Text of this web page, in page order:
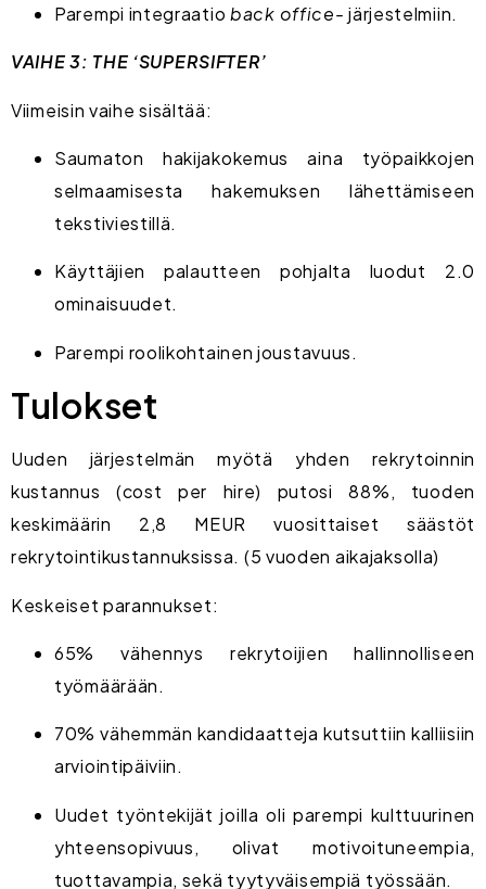
Parempi integraatio back office- järjestelmiin.
VAIHE 3: THE ‘SUPERSIFTER’
Viimeisin vaihe sisältää:
Saumaton hakijakokemus aina työpaikkojen
selmaamisesta hakemuksen lähettämiseen
tekstiviestillä.
Käyttäjien palautteen pohjalta luodut 2.0
ominaisuudet.
Parempi roolikohtainen joustavuus.
Tulokset
Uuden järjestelmän myötä yhden rekrytoinnin
kustannus (cost per hire) putosi 88%, tuoden
keskimäärin 2,8 MEUR vuosittaiset säästöt
rekrytointikustannuksissa. (5 vuoden aikajaksolla)
Keskeiset parannukset:
65% vähennys rekrytoijien hallinnolliseen
työmäärään.
70% vähemmän kandidaatteja kutsuttiin kalliisiin
arviointipäiviin.
Uudet työntekijät joilla oli parempi kulttuurinen
yhteensopivuus, olivat motivoituneempia,
tuottavampia, sekä tyytyväisempiä työssään.